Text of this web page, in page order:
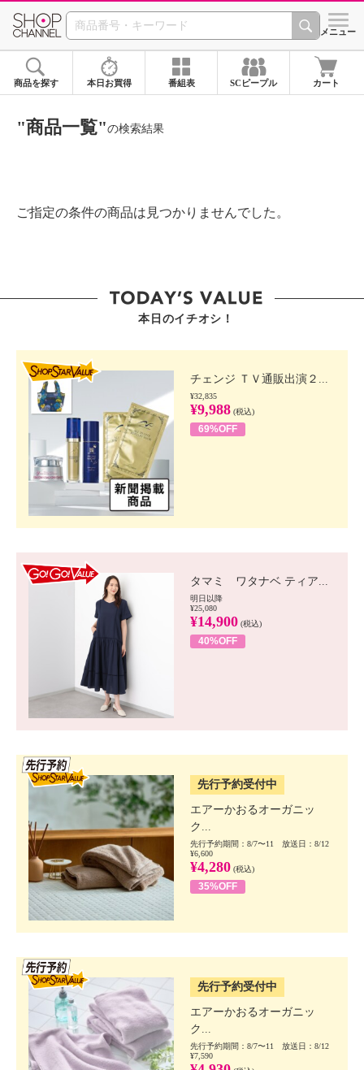
SHOP CHANNEL ショッ
メニュー
商品を探す 本日お買得 番組表 SCピープル カート
"商品一覧"の検索結果
ご指定の条件の商品は見つかりませんでした。
本日のイチオシ！
チェンジ ＴＶ通販出演２...
¥32,835
¥9,988 (税込)
69%OFF
タマミ ワタナベ ティア...
明日以降
¥25,080
¥14,900 (税込)
40%OFF
先行予約受付中
エアーかおるオーガニッ
ク...
先行予約期間：8/7〜11 放送日：8/12
¥6,600
¥4,280 (税込)
35%OFF
先行予約受付中
エアーかおるオーガニッ
ク...
先行予約期間：8/7〜11 放送日：8/12
¥7,590